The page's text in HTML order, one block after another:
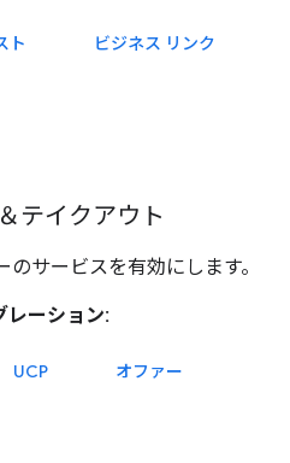
ト ビジネス リンク
テイクアウト
サービスを有効にします。
レーション:
UCP オファー